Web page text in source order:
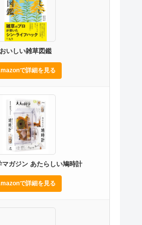
おいしい雑草図鑑
で詳細を見る
マガジン あたらしい鳩時計
で詳細を見る